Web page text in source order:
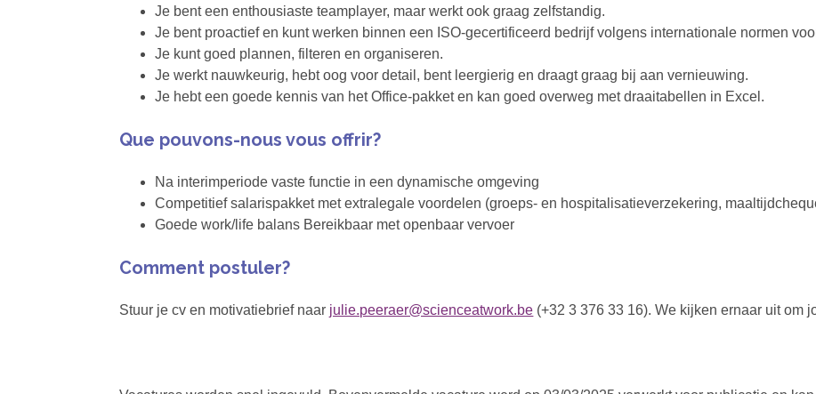
Je bent een enthousiaste teamplayer, maar werkt ook graag zelfstandig.
Je bent proactief en kunt werken binnen een ISO-gecertificeerd bedrijf volgens internationale normen
Je kunt goed plannen, filteren en organiseren.
Je werkt nauwkeurig, hebt oog voor detail, bent leergierig en draagt graag bij aan vernieuwing.
Je hebt een goede kennis van het Office-pakket en kan goed overweg met draaitabellen in Excel.
Que pouvons-nous vous offrir?
Na interimperiode vaste functie in een dynamische omgeving
Competitief salarispakket met extralegale voordelen (groeps- en hospitalisatieverzekering,
Goede work/life balans Bereikbaar met openbaar vervoer
Comment postuler?
Stuur je cv en motivatiebrief naar julie.peeraer@scienceatwork.be (+32 3 376 33 16). We kijken ernaar uit om